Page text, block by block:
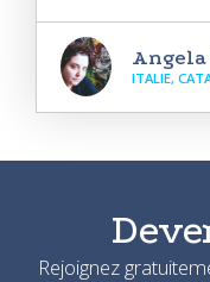
ITALIE,
Rejoignez